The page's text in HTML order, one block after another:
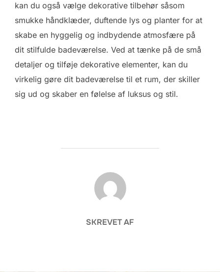
kan du også vælge dekorative tilbehør såsom
smukke håndklæder, duftende lys og planter for at
skabe en hyggelig og indbydende atmosfære på
dit stilfulde badeværelse. Ved at tænke på de små
detaljer og tilføje dekorative elementer, kan du
virkelig gøre dit badeværelse til et rum, der skiller
sig ud og skaber en følelse af luksus og stil.
FORFATTER
SKREVET AF